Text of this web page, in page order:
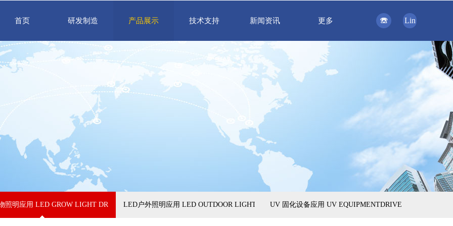
☏
首页 研发制造 产品展示 技术支持 新闻资讯 更多 Lin
SOLUTION
照明应用 LED GROW LIGHT DRIVER SOLUTIONLED户外照明应用 LED OUTDOOR LIGHT DRIVER SOLUTIONUV 固化设备应用 UV EQUIPMENTDRIVER SOLUTION